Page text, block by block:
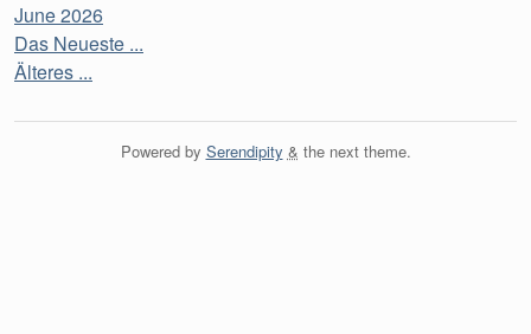
June 2026
Das Neueste ...
Älteres ...
Powered by Serendipity & the nexttheme.